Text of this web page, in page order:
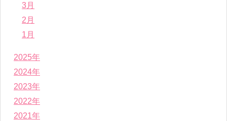
3月
2月
1月
2025年
2024年
2023年
2022年
2021年